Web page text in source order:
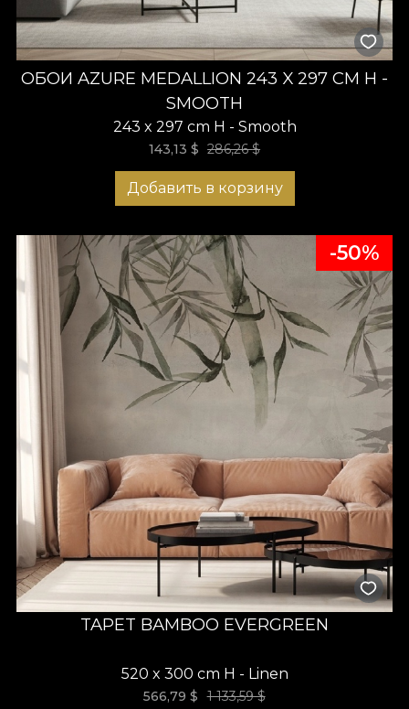
ОБОИ AZURE MEDALLION 243 X 297 CM H -
SMOOTH
243 x 297 cm H - Smooth
143,13 $ 286,26$
Добавить в корзину
-50%
TAPET BAMBOO EVERGREEN
520 x 300 cm H - Linen
566,79$ 1 133,59 $